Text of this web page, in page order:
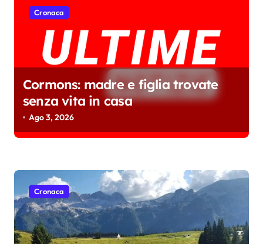
Cronaca
Cormons: madre e figlia trovate
senza vita in casa
Ago 3, 2026
Cronaca